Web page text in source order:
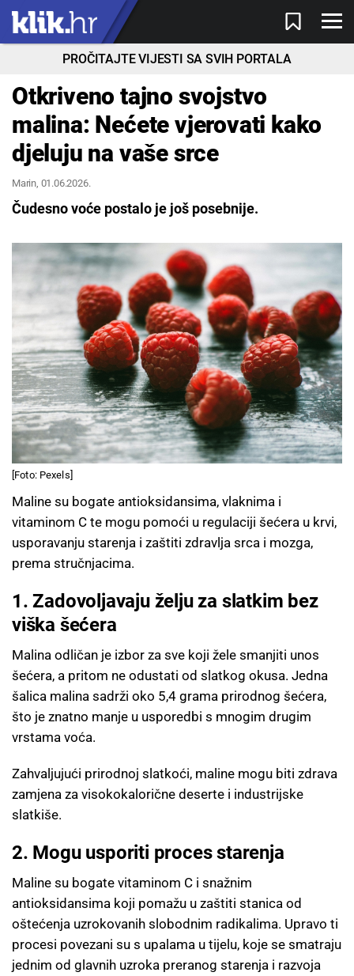
PROČITAJTE VIJESTI SA SVIH PORTALA
Otkriveno tajno svojstvo
malina: Nećete vjerovati kako
djeluju na vaše srce
Marin, 01.06.2026.
Čudesno voće postalo je još posebnije.
[Foto: Pexels]
Maline su bogate antioksidansima, vlaknima i
vitaminom C te mogu pomoći u regulaciji šećera u krvi,
usporavanju starenja i zaštiti zdravlja srca i mozga,
prema stručnjacima.
1. Zadovoljavaju želju za slatkim bez
viška šećera
Malina odličan je izbor za sve koji žele smanjiti unos
šećera, a pritom ne odustati od slatkog okusa. Jedna
šalica malina sadrži oko 5,4 grama prirodnog šećera,
što je znatno manje u usporedbi s mnogim drugim
vrstama voća.
Zahvaljujući prirodnoj slatkoći, maline mogu biti zdrava
zamjena za visokokalorične deserte i industrijske
slatkiše.
2. Mogu usporiti proces starenja
Maline su bogate vitaminom C i snažnim
antioksidansima koji pomažu u zaštiti stanica od
oštećenja uzrokovanih slobodnim radikalima. Upravo ti
procesi povezani su s upalama u tijelu, koje se smatraju
jednim od glavnih uzroka preranog starenja i razvoja